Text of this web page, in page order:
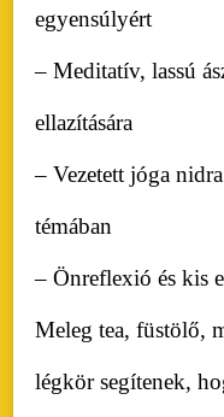
egyensúlyért
– Meditatív, lassú
ellazítására
– Vezetett jóga
témában
– Önreflexió és kis
Meleg tea, füstölő,
légkör segítenek,